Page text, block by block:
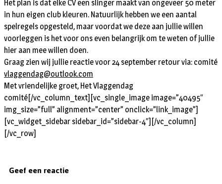
Het plan is dat elke CV een slinger maakt van ongeveer 50 meter
in hun eigen club kleuren. Natuurlijk hebben we een aantal
spelregels opgesteld, maar voordat we deze aan jullie willen
voorleggen is het voor ons even belangrijk om te weten of jullie
hier aan mee willen doen.
Graag zien wij jullie reactie voor 24 september retour via: comité
vlaggendag@outlook.com
Met vriendelijke groet, Het Vlaggendag
comité[/vc_column_text][vc_single_image image=”40495″
img_size=”full” alignment=”center” onclick=”link_image”]
[vc_widget_sidebar sidebar_id=”sidebar-4″][/vc_column]
[/vc_row]
Geef een reactie